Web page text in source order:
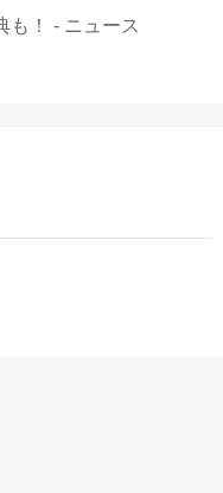
も！ - ニュース